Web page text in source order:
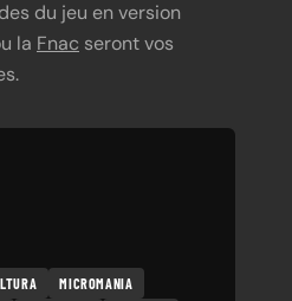
du jeu en version
la Fnac seront vos
MICROMANIA